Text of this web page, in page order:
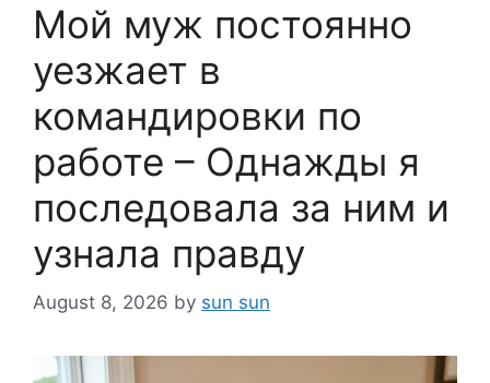
Мой муж постоянно
уезжает в
командировки по
работе – Однажды я
последовала за ним и
узнала правду
August 8, 2026 by sun sun